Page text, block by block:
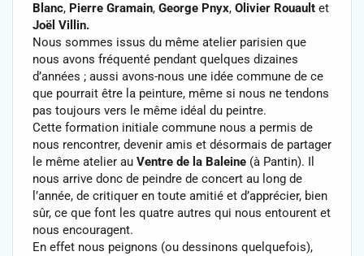
Blanc, Pierre Gramain, George Pnyx, Olivier Rouault et
Joël Villin.
Nous sommes issus du même atelier parisien que
nous avons fréquenté pendant quelques dizaines
d’années ; aussi avons-nous une idée commune de ce
que pourrait être la peinture, même si nous ne tendons
pas toujours vers le même idéal du peintre.
Cette formation initiale commune nous a permis de
nous rencontrer, devenir amis et désormais de partager
le même atelier au Ventre de la Baleine (à Pantin). Il
nous arrive donc de peindre de concert au long de
l’année, de critiquer en toute amitié et d’apprécier, bien
sûr, ce que font les quatre autres qui nous entourent et
nous encouragent.
En effet nous peignons (ou dessinons quelquefois),